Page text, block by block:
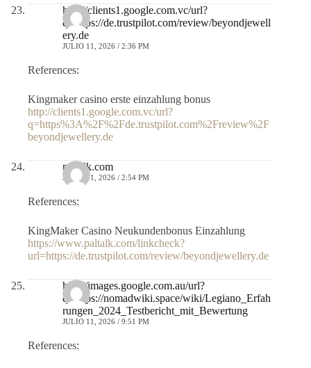
http://clients1.google.com.vc/url?
q=https://de.trustpilot.com/review/beyondjewell
ery.de
JULIO 11, 2026 / 2:36 PM
References:
Kingmaker casino erste einzahlung bonus
http://clients1.google.com.vc/url?
q=https%3A%2F%2Fde.trustpilot.com%2Freview%2F
beyondjewellery.de
paltalk.com
JULIO 11, 2026 / 2:54 PM
References:
KingMaker Casino Neukundenbonus Einzahlung
https://www.paltalk.com/linkcheck?
url=https://de.trustpilot.com/review/beyondjewellery.de
http://images.google.com.au/url?
q=https://nomadwiki.space/wiki/Legiano_Erfah
rungen_2024_Testbericht_mit_Bewertung
JULIO 11, 2026 / 9:51 PM
References: